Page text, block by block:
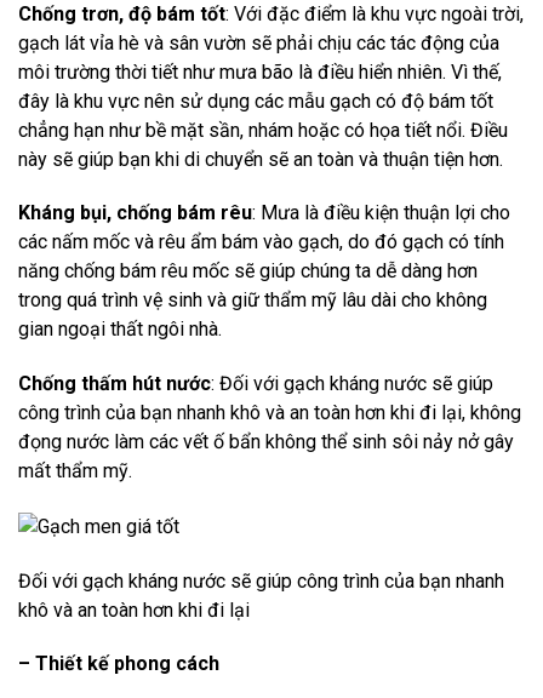
Chống trơn, độ bám tốt: Với đặc điểm là khu vực ngoài trời,
gạch lát vỉa hè và sân vườn sẽ phải chịu các tác động của
môi trường thời tiết như mưa bão là điều hiển nhiên. Vì thế,
đây là khu vực nên sử dụng các mẫu gạch có độ bám tốt
chẳng hạn như bề mặt sần, nhám hoặc có họa tiết nổi. Điều
này sẽ giúp bạn khi di chuyển sẽ an toàn và thuận tiện hơn.
Kháng bụi, chống bám rêu: Mưa là điều kiện thuận lợi cho
các nấm mốc và rêu ẩm bám vào gạch, do đó gạch có tính
năng chống bám rêu mốc sẽ giúp chúng ta dễ dàng hơn
trong quá trình vệ sinh và giữ thẩm mỹ lâu dài cho không
gian ngoại thất ngôi nhà.
Chống thấm hút nước: Đối với gạch kháng nước sẽ giúp
công trình của bạn nhanh khô và an toàn hơn khi đi lại, không
đọng nước làm các vết ố bẩn không thể sinh sôi nảy nở gây
mất thẩm mỹ.
Đối với gạch kháng nước sẽ giúp công trình của bạn nhanh
khô và an toàn hơn khi đi lại
– Thiết kế phong cách